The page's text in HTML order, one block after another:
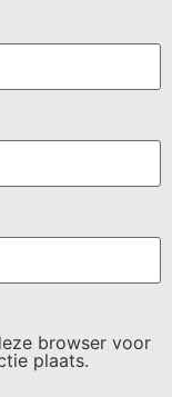
browser voor
plaats.